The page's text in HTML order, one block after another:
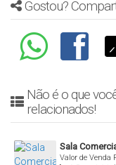
Gostou?
Não é o que
relacionados!
Sala
Diamond,
Valor de Venda